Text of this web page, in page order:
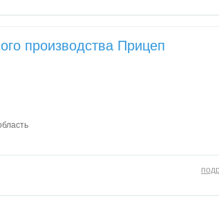
производства Прицеп